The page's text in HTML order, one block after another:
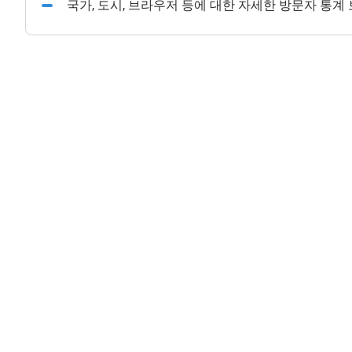
국가, 도시, 브라우저 등에 대한 자세한 방문자 통계